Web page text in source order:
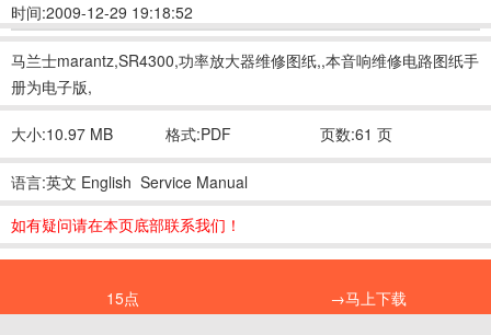
时间:2009-12-29 19:18:52
马兰士marantz,SR4300,功率放大器维修图纸,,本音响维修电路图纸手
册为电子版,
大小:10.97 MB 格式:PDF 页数:61 页
语言:英文 English Service Manual
如有疑问请在本页底部联系我们！
15点 →马上下载